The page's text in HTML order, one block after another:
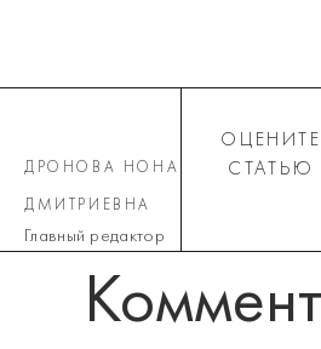
ДРОНОВА НОНА
ДМИТРИЕВНА
Главный редактор
ОЦЕНИТЕ
СТАТЬЮ